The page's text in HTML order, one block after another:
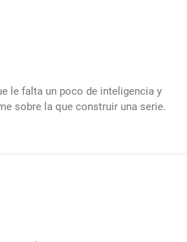
le falta un poco de inteligencia y
sobre la que construir una serie.